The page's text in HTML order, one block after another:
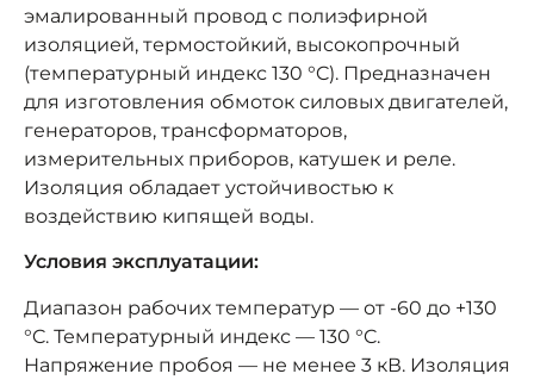
эмалированный провод с полиэфирной
изоляцией, термостойкий, высокопрочный
(температурный индекс 130 °C). Предназначен
для изготовления обмоток силовых двигателей,
генераторов, трансформаторов,
измерительных приборов, катушек и реле.
Изоляция обладает устойчивостью к
воздействию кипящей воды.
Условия эксплуатации:
Диапазон рабочих температур — от -60 до +130
°C. Температурный индекс — 130 °C.
Напряжение пробоя — не менее 3 кВ. Изоляция